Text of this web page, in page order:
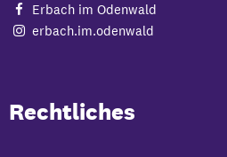
Erbach im Odenwald
erbach.im.odenwald
Rechtliches